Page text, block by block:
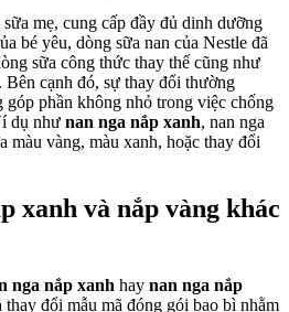
về
nga
mẹ, cung cấp đầy đủ dinh dưỡng
bé yêu, dòng sữa nan của Nestle đã
sữa công thức thay thế cũng như
Bên cạnh đó, sự thay đổi thường
góp phần không nhỏ trong việc chống
dụ như nan nga nắp xanh, nan nga
màu vàng, màu xanh, hoặc thay đổi
xanh và nắp vàng khác
nga nắp xanh hay nan nga nắp
thay đổi mẫu mã đóng gói bao bì nhằm